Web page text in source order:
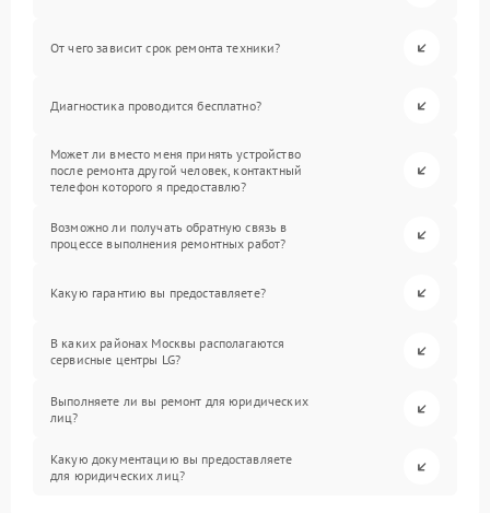
От чего зависит срок ремонта техники?
Диагностика проводится бесплатно?
Может ли вместо меня принять устройство
после ремонта другой человек, контактный
телефон которого я предоставлю?
Возможно ли получать обратную связь в
процессе выполнения ремонтных работ?
Какую гарантию вы предоставляете?
В каких районах Москвы располагаются
сервисные центры LG?
Выполняете ли вы ремонт для юридических
лиц?
Какую документацию вы предоставляете
для юридических лиц?